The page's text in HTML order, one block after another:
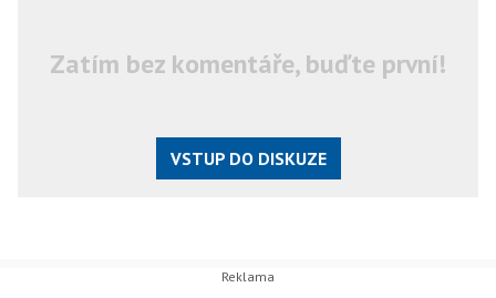
Zatím bez komentáře, buďte první!
VSTUP DO DISKUZE